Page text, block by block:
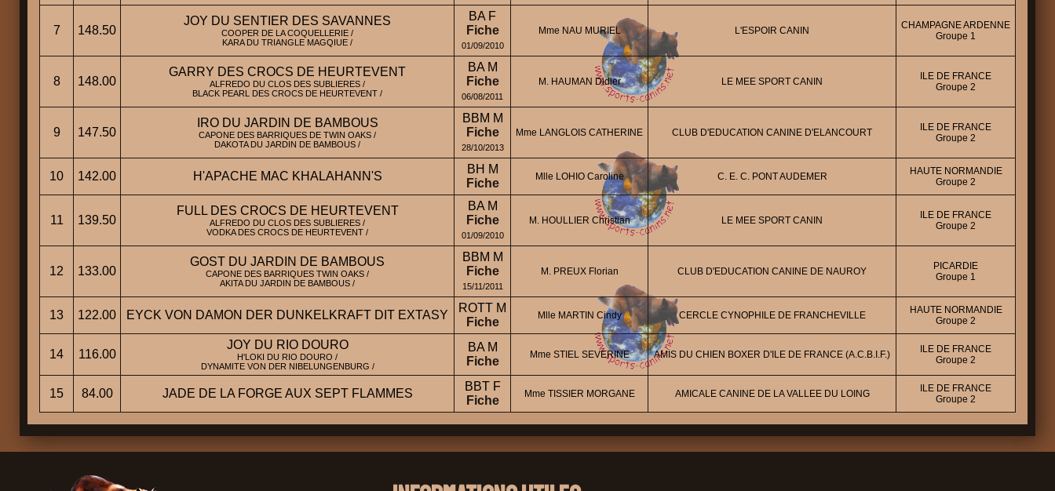
7 148.50
JOY DU SENTIER DES SAVANNES
COOPER DE LA COQUELLERIE /
KARA DU TRIANGLE MAGQIUE /
BA F
Fiche
01/09/2010
Mme NAU MURIEL L'ESPOIR CANIN
CHAMPAGNE ARDENNE
Groupe 1
8 148.00
GARRY DES CROCS DE HEURTEVENT
ALFREDO DU CLOS DES SUBLIERES /
BLACK PEARL DES CROCS DE HEURTEVENT /
BA M
Fiche
06/08/2011
M. HAUMAN Didier LE MEE SPORT CANIN
ILE DE FRANCE
Groupe 2
9 147.50
IRO DU JARDIN DE BAMBOUS
CAPONE DES BARRIQUES DE TWIN OAKS /
DAKOTA DU JARDIN DE BAMBOUS /
BBM M
Fiche
28/10/2013
Mme LANGLOIS CATHERINE CLUB D'EDUCATION CANINE D'ELANCOURT
ILE DE FRANCE
Groupe 2
10 142.00 H'APACHE MAC KHALAHANN'S
BH M
Fiche
Mlle LOHIO Caroline C. E. C. PONT AUDEMER
HAUTE NORMANDIE
Groupe 2
11 139.50
FULL DES CROCS DE HEURTEVENT
ALFREDO DU CLOS DES SUBLIERES /
VODKA DES CROCS DE HEURTEVENT /
BA M
Fiche
01/09/2010
M. HOULLIER Christian LE MEE SPORT CANIN
ILE DE FRANCE
Groupe 2
12 133.00
GOST DU JARDIN DE BAMBOUS
CAPONE DES BARRIQUES TWIN OAKS /
AKITA DU JARDIN DE BAMBOUS /
BBM M
Fiche
15/11/2011
M. PREUX Florian CLUB D'EDUCATION CANINE DE NAUROY
PICARDIE
Groupe 1
13 122.00 EYCK VON DAMON DER DUNKELKRAFT DIT EXTASY
ROTT M
Fiche
Mlle MARTIN Cindy CERCLE CYNOPHILE DE FRANCHEVILLE
HAUTE NORMANDIE
Groupe 2
14 116.00
JOY DU RIO DOURO
H'LOKI DU RIO DOURO /
DYNAMITE VON DER NIBELUNGENBURG /
BA M
Fiche
Mme STIEL SEVERINE AMIS DU CHIEN BOXER D'ILE DE FRANCE (A.C.B.I.F.)
ILE DE FRANCE
Groupe 2
15 84.00 JADE DE LA FORGE AUX SEPT FLAMMES
BBT F
Fiche
Mme TISSIER MORGANE AMICALE CANINE DE LA VALLEE DU LOING
ILE DE FRANCE
Groupe 2